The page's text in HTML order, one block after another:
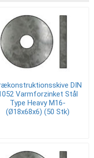
DIN
Varmforzinket Stål
Type Heavy M16-
(Ø18x68x6) (50 Stk)